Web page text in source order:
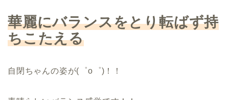
華麗にバランスをとり転ばず持
ちこたえる
自閉ちゃんの姿が(゜o゜)！！